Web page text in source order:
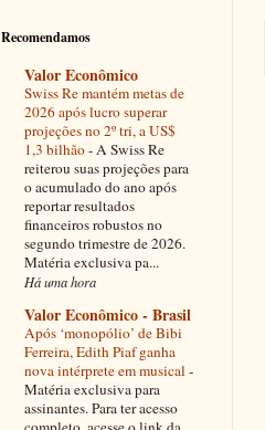
Recomendamos
Valor Econômico
Swiss Re mantém metas de
2026 após lucro superar
projeções no 2º tri, a US$
1,3 bilhão-A Swiss Re
reiterou suas projeções para
o acumulado do ano após
reportar resultados
financeiros robustos no
segundo trimestre de 2026.
Matéria exclusiva pa...
Há uma hora
Valor Econômico - Brasil
Após ‘monopólio’ de Bibi
Ferreira, Edith Piaf ganha
nova intérprete em musical -
Matéria exclusiva para
assinantes. Para ter acesso